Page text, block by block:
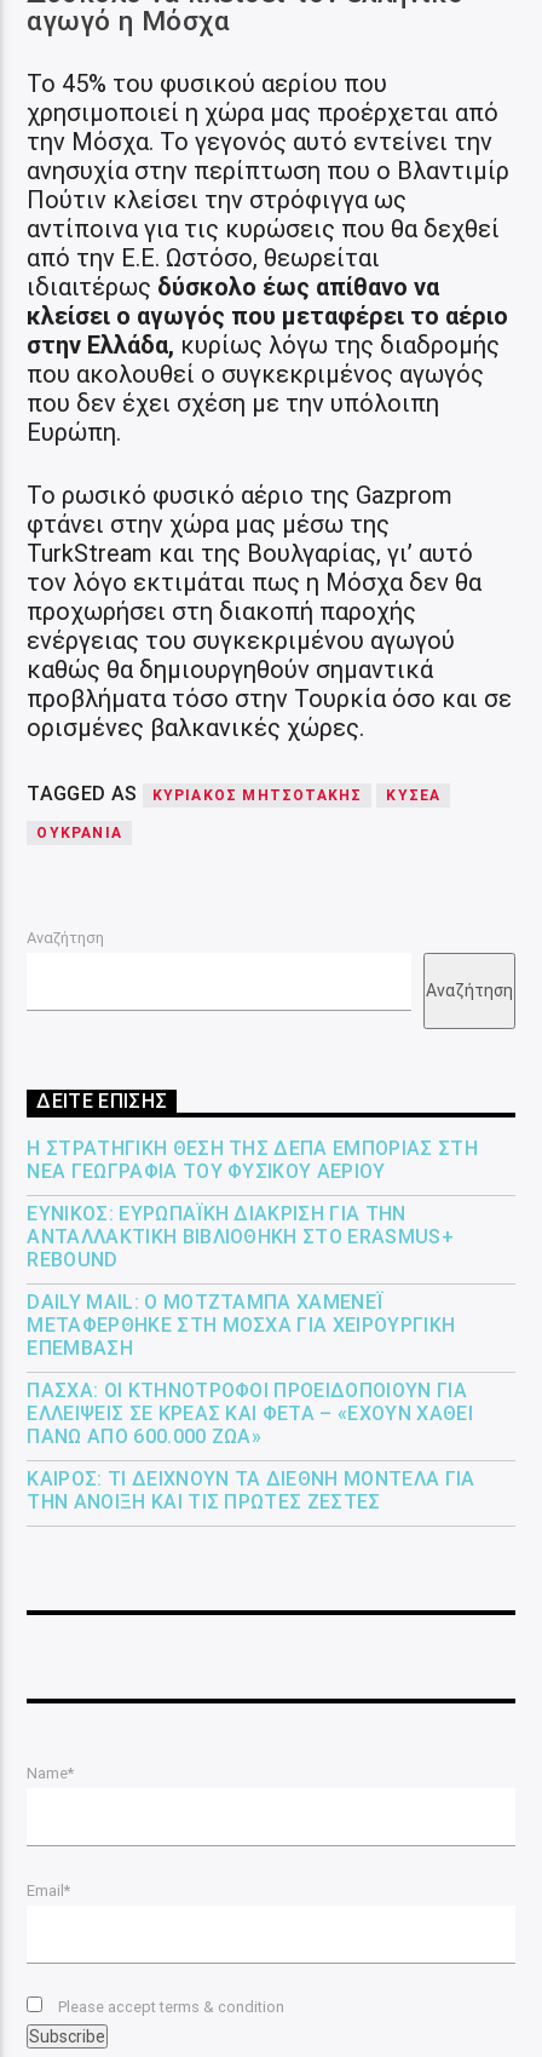
αγωγό η Μόσχα
Το 45% του φυσικού αερίου που
χρησιμοποιεί η χώρα μας προέρχεται από
την Μόσχα. Το γεγονός αυτό εντείνει την
ανησυχία στην περίπτωση που ο Βλαντιμίρ
Πούτιν κλείσει την στρόφιγγα ως
αντίποινα για τις κυρώσεις που θα δεχθεί
από την Ε.Ε. Ωστόσο, θεωρείται
ιδιαιτέρως δύσκολο έως απίθανο να
κλείσει ο αγωγός που μεταφέρει το αέριο
στην Ελλάδα, κυρίως λόγω της διαδρομής
που ακολουθεί ο συγκεκριμένος αγωγός
που δεν έχει σχέση με την υπόλοιπη
Ευρώπη.
Το ρωσικό φυσικό αέριο της Gazprom
φτάνει στην χώρα μας μέσω της
TurkStream και της Βουλγαρίας, γι’ αυτό
τον λόγο εκτιμάται πως η Μόσχα δεν θα
προχωρήσει στη διακοπή παροχής
ενέργειας του συγκεκριμένου αγωγού
καθώς θα δημιουργηθούν σημαντικά
προβλήματα τόσο στην Τουρκία όσο και σε
ορισμένες βαλκανικές χώρες.
TAGGED AS ΚΥΡΙΑΚΟΣ ΜΗΤΣΟΤΑΚΗΣ ΚΥΣΕΑ
ΟΥΚΡΑΝΙΑ
Αναζήτηση
Αναζήτηση
ΔΕΙΤΕ ΕΠΙΣΗΣ
Η ΣΤΡΑΤΗΓΙΚΉ ΘΈΣΗ ΤΗΣ ΔΕΠΑ ΕΜΠΟΡΊΑΣ ΣΤΗ
ΝΈΑ ΓΕΩΓΡΑΦΊΑ ΤΟΥ ΦΥΣΙΚΟΎ ΑΕΡΊΟΥ
ΕΎΝΙΚΟΣ: ΕΥΡΩΠΑΪΚΉ ΔΙΆΚΡΙΣΗ ΓΙΑ ΤΗΝ
ΑΝΤΑΛΛΑΚΤΙΚΉ ΒΙΒΛΙΟΘΉΚΗ ΣΤΟ ERASMUS+
REBOUND
DAILY MAIL: Ο ΜΟΤΖΤΆΜΠΑ ΧΑΜΕΝΕΪ́
ΜΕΤΑΦΈΡΘΗΚΕ ΣΤΗ ΜΌΣΧΑ ΓΙΑ ΧΕΙΡΟΥΡΓΙΚΉ
ΕΠΈΜΒΑΣΗ
ΠΆΣΧΑ: ΟΙ ΚΤΗΝΟΤΡΌΦΟΙ ΠΡΟΕΙΔΟΠΟΙΟΎΝ ΓΙΑ
ΕΛΛΕΊΨΕΙΣ ΣΕ ΚΡΈΑΣ ΚΑΙ ΦΈΤΑ – «ΈΧΟΥΝ ΧΑΘΕΊ
ΠΆΝΩ ΑΠΌ 600.000 ΖΏΑ»
ΚΑΙΡΌΣ: ΤΙ ΔΕΊΧΝΟΥΝ ΤΑ ΔΙΕΘΝΉ ΜΟΝΤΈΛΑ ΓΙΑ
ΤΗΝ ΆΝΟΙΞΗ ΚΑΙ ΤΙΣ ΠΡΏΤΕΣ ΖΈΣΤΕΣ
Name*
Email*
Please accept terms & condition